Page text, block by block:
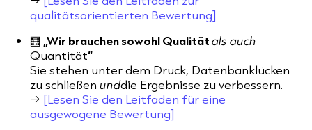
qualitätsorientierten Bewertung]
🧮 „Wir brauchen sowohl Qualitätals auch
Quantität“
Sie stehen unter dem Druck, Datenbanklücken
zu schließen unddie Ergebnisse zu verbessern.
→ [Lesen Sie den Leitfaden für eine
ausgewogene Bewertung]